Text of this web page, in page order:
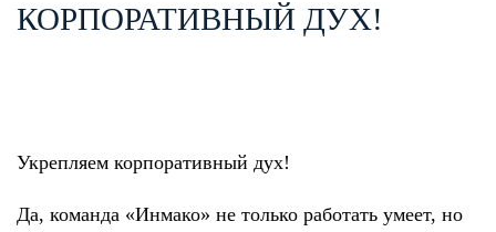
КОРПОРАТИВНЫЙ ДУХ!
Укрепляем корпоративный дух!
Да, команда «Инмако» не только работать умеет, но